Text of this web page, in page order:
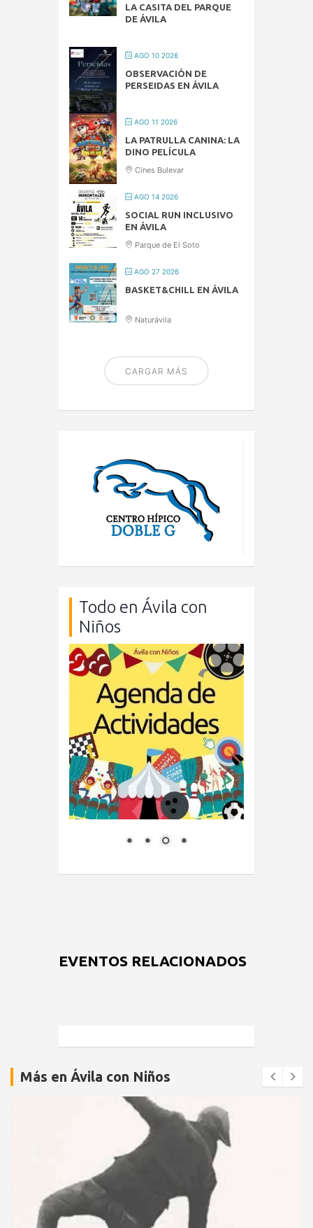
LA CASITA DEL PARQUE
DE ÁVILA
AGO 10 2026
OBSERVACIÓN DE
PERSEIDAS EN ÁVILA
AGO 11 2026
LA PATRULLA CANINA: LA
DINO PELÍCULA
Cines Bulevar
AGO 14 2026
SOCIAL RUN INCLUSIVO
EN ÁVILA
Parque de El Soto
AGO 27 2026
BASKET&CHILL EN ÁVILA
Naturávila
CARGAR MÁS
Todo en Ávila con
Niños
EVENTOS RELACIONADOS
Más en Ávila con Niños